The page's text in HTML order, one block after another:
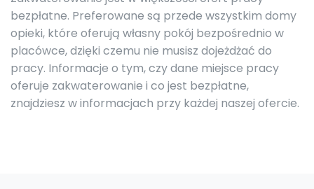
bezpłatne. Preferowane są przede wszystkim domy
opieki, które oferują własny pokój bezpośrednio w
placówce, dzięki czemu nie musisz dojeżdżać do
pracy. Informacje o tym, czy dane miejsce pracy
oferuje zakwaterowanie i co jest bezpłatne,
znajdziesz w informacjach przy każdej naszej ofercie.